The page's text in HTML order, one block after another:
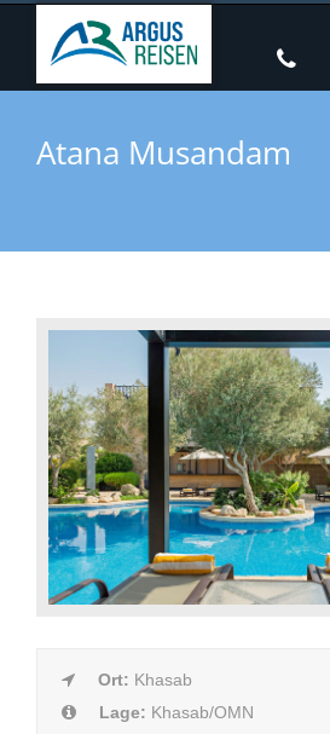
Atana Musandam
Ort: Khasab
Lage: Khasab/OMN